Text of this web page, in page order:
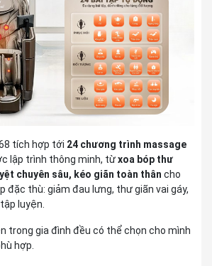
tích hợp tới 24 chương trình massage
lập trình thông minh, từxoa bóp thư
chuyên sâu, kéo giãn toàn thân cho
đặc thù: giảm đau lưng, thư giãn vai gáy,
luyện.
trong gia đình đều có thể chọn cho mình
hợp.